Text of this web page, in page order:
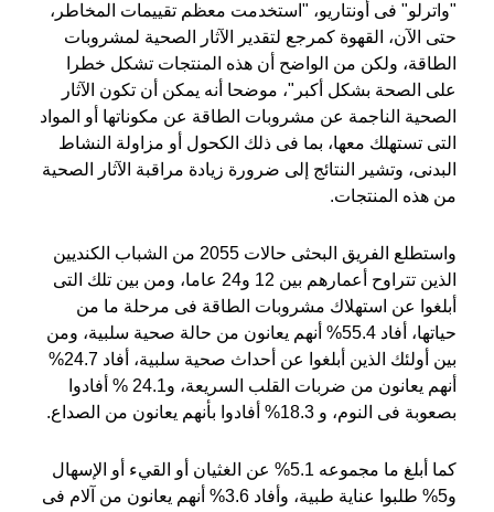
"واترلو" فى أونتاريو، "استخدمت معظم تقييمات المخاطر،
حتى الآن، القهوة كمرجع لتقدير الآثار الصحية لمشروبات
الطاقة، ولكن من الواضح أن هذه المنتجات تشكل خطرا
على الصحة بشكل أكبر"، موضحا أنه يمكن أن تكون الآثار
الصحية الناجمة عن مشروبات الطاقة عن مكوناتها أو المواد
التى تستهلك معها، بما فى ذلك الكحول أو مزاولة النشاط
البدنى، وتشير النتائج إلى ضرورة زيادة مراقبة الآثار الصحية
من هذه المنتجات.
واستطلع الفريق البحثى حالات 2055 من الشباب الكنديين
الذين تتراوح أعمارهم بين 12 و24 عاما، ومن بين تلك التى
أبلغوا عن استهلاك مشروبات الطاقة فى مرحلة ما من
حياتها، أفاد 55.4% أنهم يعانون من حالة صحية سلبية، ومن
بين أولئك الذين أبلغوا عن أحداث صحية سلبية، أفاد 24.7%
أنهم يعانون من ضربات القلب السريعة، و24.1 % أفادوا
بصعوبة فى النوم، و 18.3% أفادوا بأنهم يعانون من الصداع.
كما أبلغ ما مجموعه 5.1% عن الغثيان أو القيء أو الإسهال
و5% طلبوا عناية طبية، وأفاد 3.6% أنهم يعانون من آلام فى